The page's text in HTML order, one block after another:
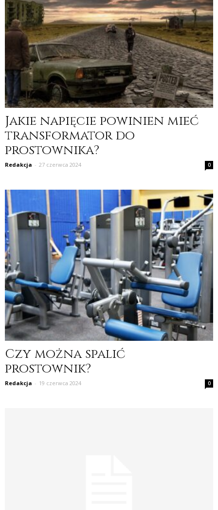
Jakie napięcie powinien mieć
transformator do
prostownika?
Redakcja - 27 czerwca 2024 0
Czy można spalić
prostownik?
Redakcja - 19 czerwca 2024 0